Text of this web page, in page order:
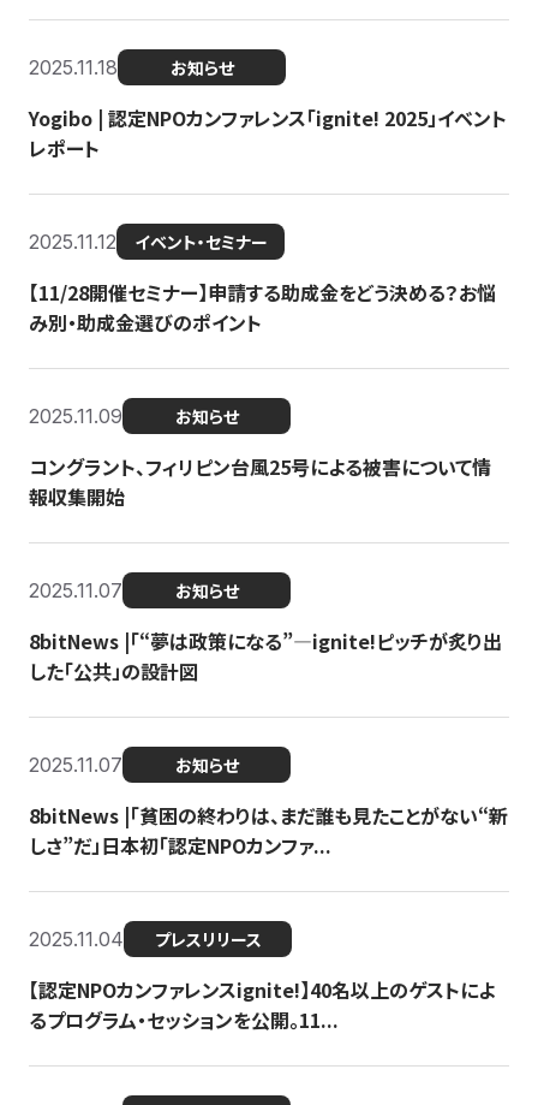
2025.11.18 お知らせ
Yogibo | 認定NPOカンファレンス「ignite! 2025」イベント
レポート
2025.11.12 イベント・セミナー
【11/28開催セミナー】申請する助成金をどう決める？お悩
み別・助成金選びのポイント
2025.11.09 お知らせ
コングラント、フィリピン台風25号による被害について情
報収集開始
2025.11.07 お知らせ
8bitNews |「“夢は政策になる”—ignite!ピッチが炙り出
した「公共」の設計図
2025.11.07 お知らせ
8bitNews |「貧困の終わりは、まだ誰も見たことがない“新
しさ”だ」日本初「認定NPOカンファ...
2025.11.04 プレスリリース
【認定NPOカンファレンスignite!】40名以上のゲストによ
るプログラム・セッションを公開。11...